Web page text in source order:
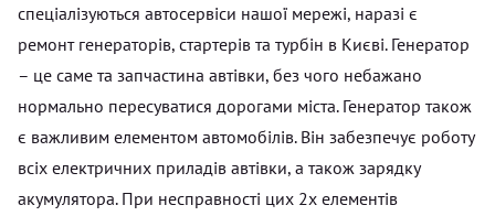
спеціалізуються автосервіси нашої мережі, наразі є
ремонт генераторів, стартерів та турбін в Києві. Генератор
– це саме та запчастина автівки, без чого небажано
нормально пересуватися дорогами міста. Генератор також
є важливим елементом автомобілів. Він забезпечує роботу
всіх електричних приладів автівки, а також зарядку
акумулятора. При несправності цих 2х елементів